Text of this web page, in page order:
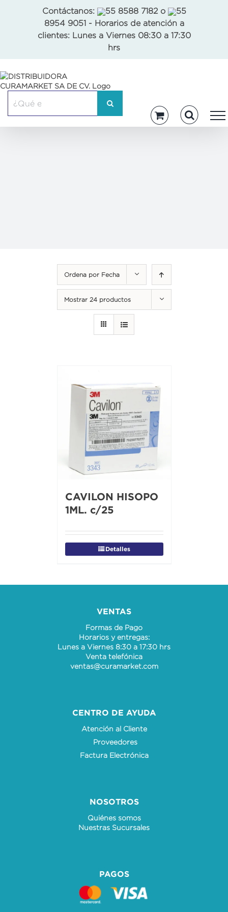
Contáctanos: 55 8588 7182o
55
8954 9051 - Horarios de atención a
clientes: Lunes a Viernes 08:30 a 17:30
hrs
Ordena por Fecha
Mostrar 24 productos
CAVILON HISOPO
1ML. c/25
Detalles
VENTAS
Formas de Pago
Horarios y entregas:
Lunes a Viernes 8:30 a 17:30 hrs
Venta telefónica
ventas@curamarket.com
CENTRO DE AYUDA
Atención al Cliente
Proveedores
Factura Electrónica
NOSOTROS
Quiénes somos
Nuestras Sucursales
PAGOS